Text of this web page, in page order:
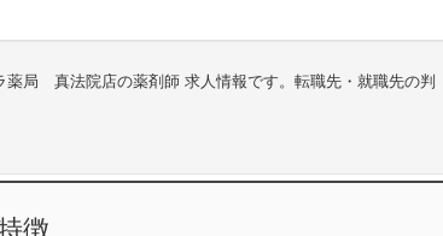
薬局 真法院店の薬剤師 求人情報です。転職先・就職先の判
徴